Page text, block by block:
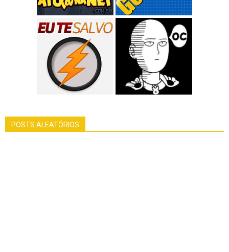
POSTS ALEATÓRIOS